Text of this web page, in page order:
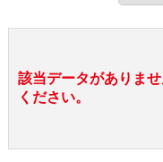
該当データがありま
ください。